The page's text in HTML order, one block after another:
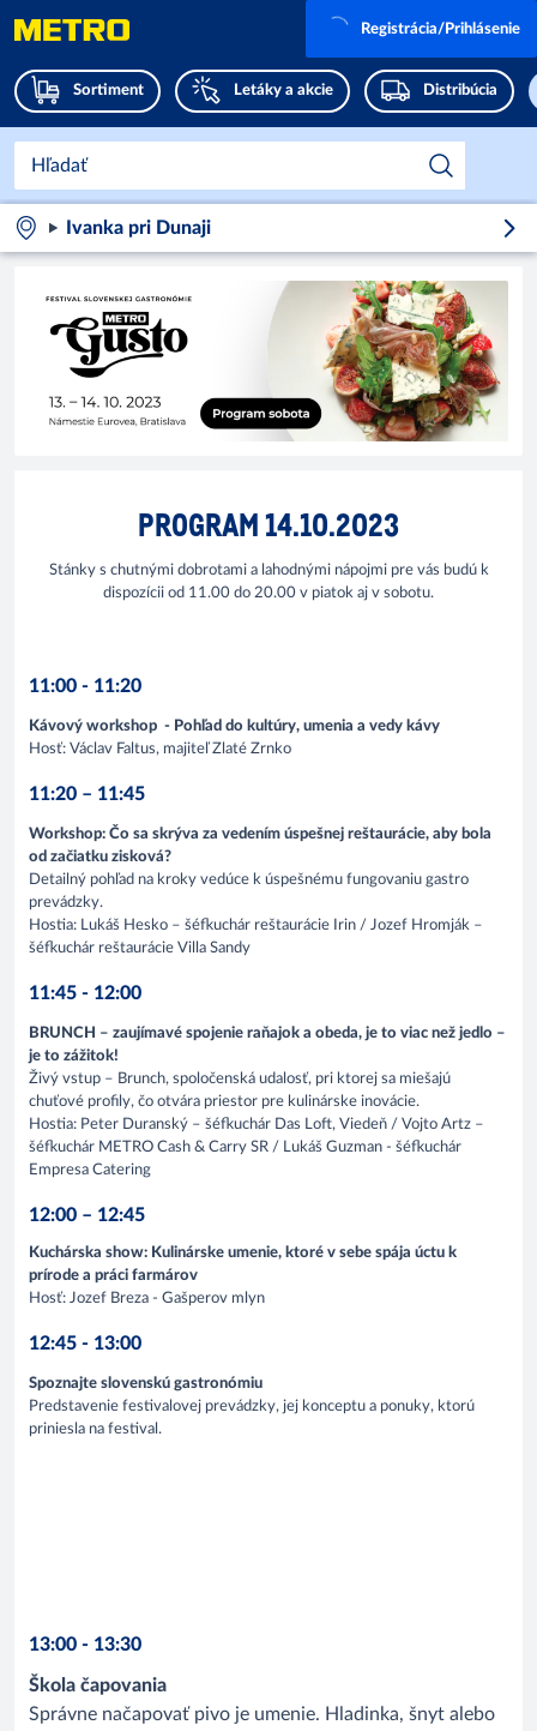
Sortiment Letáky a akcie Distribúcia
Registrácia/Prihlásenie
Ivanka pri Dunaji
PROGRAM 14.10.2023
Stánky s chutnými dobrotami a lahodnými nápojmi pre vás budú k
dispozícii od 11.00 do 20.00 v piatok aj v sobotu.
11:00 - 11:20
Kávový workshop - Pohľad do kultúry, umenia a vedy kávy
Hosť: Václav Faltus, majiteľ Zlaté Zrnko
11:20 – 11:45
Workshop: Čo sa skrýva za vedením úspešnej reštaurácie, aby bola
od začiatku zisková?
Detailný pohľad na kroky vedúce k úspešnému fungovaniu gastro
prevádzky.
Hostia: Lukáš Hesko – šéfkuchár reštaurácie Irin / Jozef Hromják –
šéfkuchár reštaurácie Villa Sandy
11:45 - 12:00
BRUNCH – zaujímavé spojenie raňajok a obeda, je to viac než jedlo –
je to zážitok!
Živý vstup – Brunch, spoločenská udalosť, pri ktorej sa miešajú
chuťové profily, čo otvára priestor pre kulinárske inovácie.
Hostia: Peter Duranský – šéfkuchár Das Loft, Viedeň / Vojto Artz –
šéfkuchár METRO Cash & Carry SR / Lukáš Guzman - šéfkuchár
Empresa Catering
12:00 – 12:45
Kuchárska show: Kulinárske umenie, ktoré v sebe spája úctu k
prírode a práci farmárov
Hosť: Jozef Breza - Gašperov mlyn
12:45 - 13:00
Spoznajte slovenskú gastronómiu
Predstavenie festivalovej prevádzky, jej konceptu a ponuky, ktorú
priniesla na festival.
13:00 - 13:30
Škola čapovania
Správne načapovať pivo je umenie. Hladinka, šnyt alebo